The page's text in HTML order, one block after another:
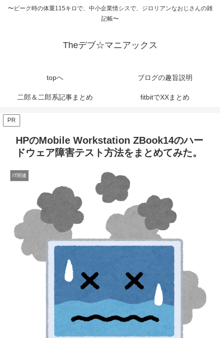
〜ピーク時の体重115キロで、中小企業情シスで、ジロリアンなおじさんの雑
記帳〜
Theデブ☆マニアックス
topへ ブログの趣旨説明
二郎＆二郎系記事まとめ fitbitでXXまとめ
PR
HPのMobile Workstation ZBook14のハー
ドウェア障害テスト方法をまとめてみた。
IT関連